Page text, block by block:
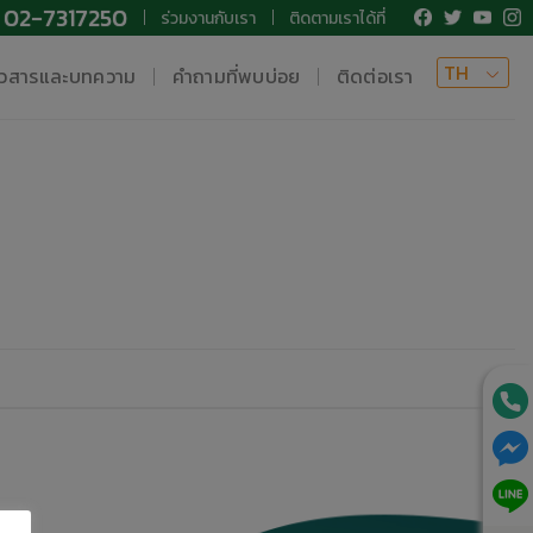
02-7317250 ร่วมงานกับเรา ติดตามเราได้ที่
สารและบทความ คำถามที่พบบ่อย ติดต่อเรา TH